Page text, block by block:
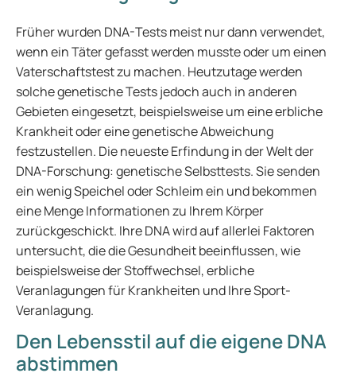
Früher wurden DNA-Tests meist nur dann verwendet,
wenn ein Täter gefasst werden musste oder um einen
Vaterschaftstest zu machen. Heutzutage werden
solche genetische Tests jedoch auch in anderen
Gebieten eingesetzt, beispielsweise um eine erbliche
Krankheit oder eine genetische Abweichung
festzustellen. Die neueste Erfindung in der Welt der
DNA-Forschung: genetische Selbsttests. Sie senden
ein wenig Speichel oder Schleim ein und bekommen
eine Menge Informationen zu Ihrem Körper
zurückgeschickt. Ihre DNA wird auf allerlei Faktoren
untersucht, die die Gesundheit beeinflussen, wie
beispielsweise der Stoffwechsel, erbliche
Veranlagungen für Krankheiten und Ihre Sport-
Veranlagung.
Den Lebensstil auf die eigene DNA
abstimmen